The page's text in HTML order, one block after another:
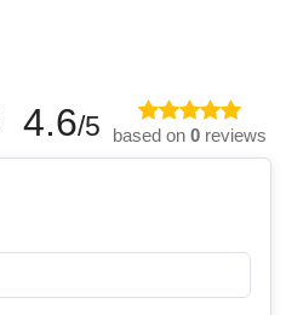
4.6/5 based on 0 reviews